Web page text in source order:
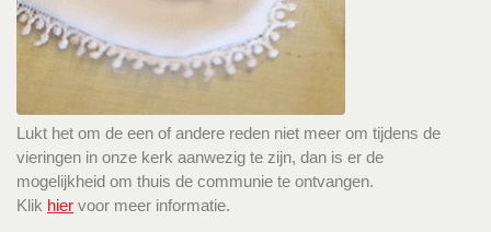
Lukt het om de een of andere reden niet meer om tijdens de
vieringen in onze kerk aanwezig te zijn, dan is er de
mogelijkheid om thuis de communie te ontvangen.
Klik hier voor meer informatie.